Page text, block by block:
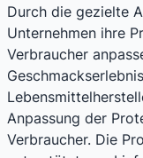
Durch die gezielte
Unternehmen ihre
Verbraucher
Anpassung der
Verbraucher. Die